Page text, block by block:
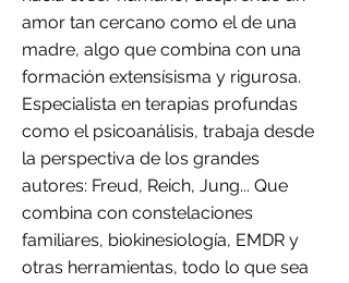
amor tan cercano como el de una
madre, algo que combina con una
formación extensísisma y rigurosa.
Especialista en terapias profundas
como el psicoanálisis, trabaja desde
la perspectiva de los grandes
autores: Freud, Reich, Jung... Que
combina con constelaciones
familiares, biokinesiología, EMDR y
otras herramientas, todo lo que sea